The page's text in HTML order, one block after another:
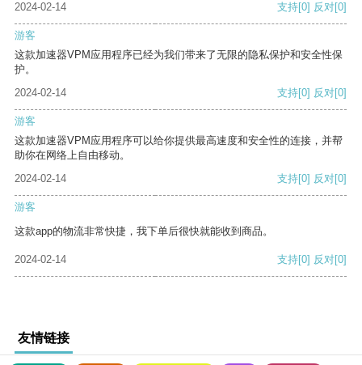
2024-02-14 支持[0] 反对[0]
游客
这款加速器VPM应用程序已经为我们带来了无限的隐私保护和安全性保
护。
2024-02-14
支持[0] 反对[0]
游客
这款加速器VPM应用程序可以给你提供最高速度和安全性的连接，并帮
助你在网络上自由移动。
2024-02-14
支持[0] 反对[0]
游客
这款app的物流非常快捷，我下单后很快就能收到商品。
2024-02-14 支持[0] 反对[0]
友情链接